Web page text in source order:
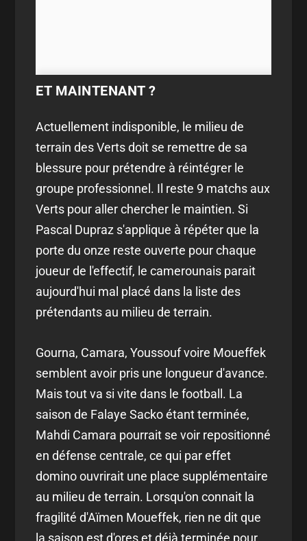
ET MAINTENANT ?
Actuellement indisponible, le milieu de
terrain des Verts doit se remettre de sa
blessure pour prétendre à réintégrer le
groupe professionnel. Il reste 9 matchs aux
Verts pour aller chercher le maintien. Si
Pascal Dupraz s'applique à répéter que la
porte du onze reste ouverte pour chaque
joueur de l'effectif, le camerounais parait
aujourd'hui mal placé dans la liste des
prétendants au milieu de terrain.
Gourna, Camara, Youssouf voire Moueffek
semblent avoir pris une longueur d'avance.
Mais tout va si vite dans le football. La
saison de Falaye Sacko étant terminée,
Mahdi Camara pourrait se voir repositionné
en défense centrale, ce qui par effet
domino ouvrirait une place supplémentaire
au milieu de terrain. Lorsqu'on connait la
fragilité d'Aïmen Moueffek, rien ne dit que
la saison est d'ores et déjà terminée pour